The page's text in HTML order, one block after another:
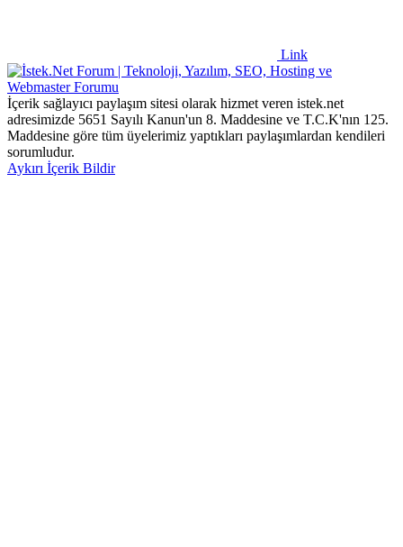
Link
İçerik sağlayıcı paylaşım sitesi olarak hizmet veren istek.net
adresimizde 5651 Sayılı Kanun'un 8. Maddesine ve T.C.K'nın 125.
Maddesine göre tüm üyelerimiz yaptıkları paylaşımlardan kendileri
sorumludur.
Aykırı İçerik Bildir